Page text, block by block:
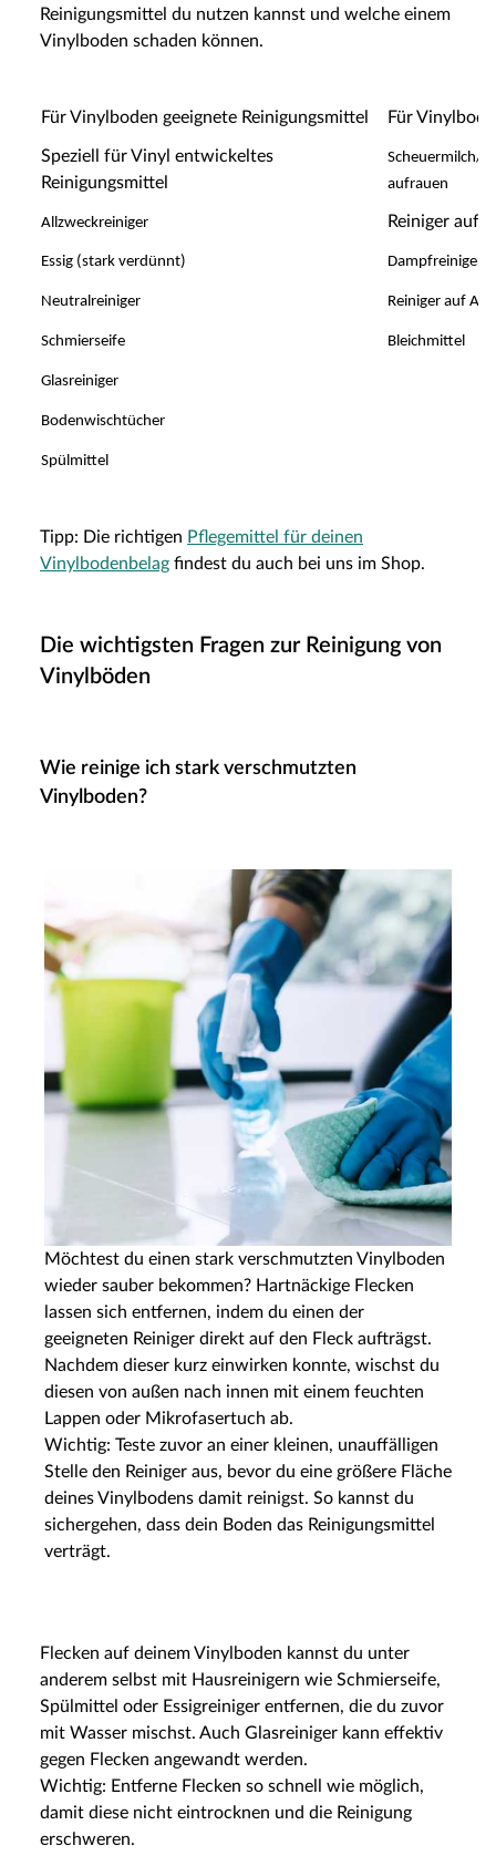
Reinigungsmittel du nutzen kannst und welche einem
Vinylboden schaden können.
Für Vinylboden geeignete Reinigungsmittel Für
Speziell für Vinyl entwickeltes
Reinigungsmittel
Scheuermilch/
aufrauen
Allzweckreiniger Reiniger auf
Essig (stark verdünnt) Dampfreiniger
Neutralreiniger Reiniger auf
Schmierseife Bleichmittel
Glasreiniger
Bodenwischtücher
Spülmittel
Tipp: Die richtigen Pflegemittel für deinen
Vinylbodenbelag findest du auch bei uns im Shop.
Die wichtigsten Fragen zur Reinigung von
Vinylböden
Wie reinige ich stark verschmutzten
Vinylboden?
Möchtest du einen stark verschmutzten Vinylboden
wieder sauber bekommen? Hartnäckige Flecken
lassen sich entfernen, indem du einen der
geeigneten Reiniger direkt auf den Fleck aufträgst.
Nachdem dieser kurz einwirken konnte, wischst du
diesen von außen nach innen mit einem feuchten
Lappen oder Mikrofasertuch ab.
Wichtig: Teste zuvor an einer kleinen, unauffälligen
Stelle den Reiniger aus, bevor du eine größere Fläche
deines Vinylbodens damit reinigst. So kannst du
sichergehen, dass dein Boden das Reinigungsmittel
verträgt.
Flecken auf deinem Vinylboden kannst du unter
anderem selbst mit Hausreinigern wie Schmierseife,
Spülmittel oder Essigreiniger entfernen, die du zuvor
mit Wasser mischst. Auch Glasreiniger kann effektiv
gegen Flecken angewandt werden.
Wichtig: Entferne Flecken so schnell wie möglich,
damit diese nicht eintrocknen und die Reinigung
erschweren.